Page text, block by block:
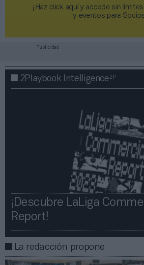
¡Haz click aquí y accede sin
y eventos para
Publicidad
2Playbook Intelligence2P
¡Descubre LaLiga
Report!​​
La redacción propone